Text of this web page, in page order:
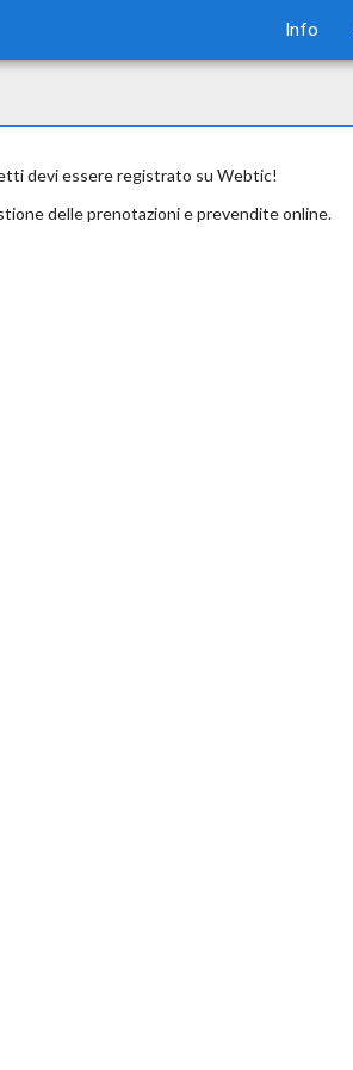
Info
devi essere registrato su Webtic!
delle prenotazioni e prevendite online.